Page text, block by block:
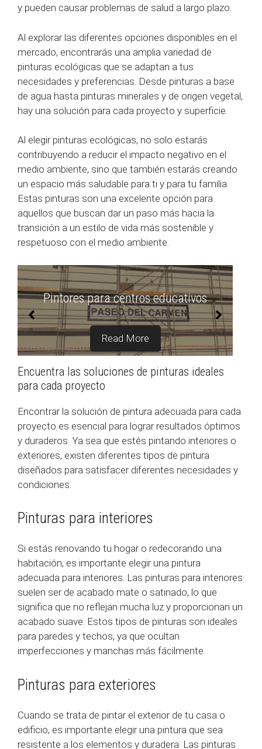
y pueden causar problemas de salud a largo plazo.
Al explorar las diferentes opciones disponibles en el
mercado, encontrarás una amplia variedad de
pinturas ecológicas que se adaptan a tus
necesidades y preferencias. Desde pinturas a base
de agua hasta pinturas minerales y de origen vegetal,
hay una solución para cada proyecto y superficie.
Al elegir pinturas ecológicas, no solo estarás
contribuyendo a reducir el impacto negativo en el
medio ambiente, sino que también estarás creando
un espacio más saludable para ti y para tu familia.
Estas pinturas son una excelente opción para
aquellos que buscan dar un paso más hacia la
transición a un estilo de vida más sostenible y
respetuoso con el medio ambiente.
Pintores de restaurantes
Read More
Encuentra las soluciones de pinturas ideales
para cada proyecto
Encontrar la solución de pintura adecuada para cada
proyecto es esencial para lograr resultados óptimos
y duraderos. Ya sea que estés pintando interiores o
exteriores, existen diferentes tipos de pintura
diseñados para satisfacer diferentes necesidades y
condiciones.
Pinturas para interiores
Si estás renovando tu hogar o redecorando una
habitación, es importante elegir una pintura
adecuada para interiores. Las pinturas para interiores
suelen ser de acabado mate o satinado, lo que
significa que no reflejan mucha luz y proporcionan un
acabado suave. Estos tipos de pinturas son ideales
para paredes y techos, ya que ocultan
imperfecciones y manchas más fácilmente.
Pinturas para exteriores
Cuando se trata de pintar el exterior de tu casa o
edificio, es importante elegir una pintura que sea
resistente a los elementos y duradera. Las pinturas